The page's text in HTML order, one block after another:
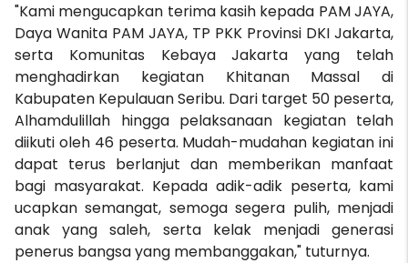
"Kami mengucapkan terima kasih kepada PAM JAYA,
Daya Wanita PAM JAYA, TP PKK Provinsi DKI Jakarta,
serta Komunitas Kebaya Jakarta yang telah
menghadirkan kegiatan Khitanan Massal di
Kabupaten Kepulauan Seribu. Dari target 50 peserta,
Alhamdulillah hingga pelaksanaan kegiatan telah
diikuti oleh 46 peserta. Mudah-mudahan kegiatan ini
dapat terus berlanjut dan memberikan manfaat
bagi masyarakat. Kepada adik-adik peserta, kami
ucapkan semangat, semoga segera pulih, menjadi
anak yang saleh, serta kelak menjadi generasi
penerus bangsa yang membanggakan," tuturnya.